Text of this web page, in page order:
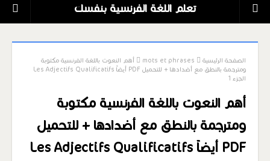
تعلم اللغة الفرنسية بنفسك
الصفحة الرئيسية mots et phrases
أهم النعوت باللغة الفرنسية مكتوبة
ومترجمة بالنطق مع أضدادها + للتحميل PDF أيضاً Les Adjectifs Qualificatifs
الجزء 1
أهم النعوت باللغة الفرنسية مكتوبة
ومترجمة بالنطق مع أضدادها + للتحميل
PDF أيضاً Les Adjectifs Qualificatifs